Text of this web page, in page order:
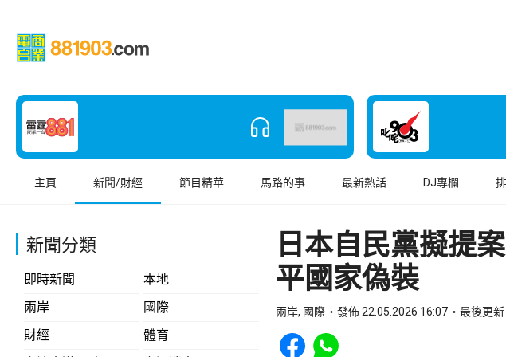
主頁 新聞/財經 節目精華 馬路的事 最新熱話 DJ專欄
新聞分類
即時新聞
本地
兩岸
國際
財經
體育
日本自民黨擬提
平國家偽裝
兩岸, 國際 發佈 22.05.2026 16:07 最後更
Share to Facebook
Share to WhatsApp